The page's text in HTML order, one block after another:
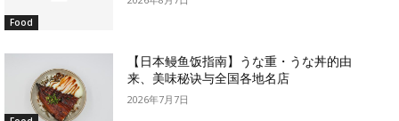
Food
【日本鳗鱼饭指南】うな重・うな丼的由
来、美味秘诀与全国各地名店
2026年7月7日